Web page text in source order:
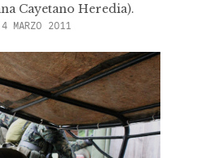
Cayetano Heredia).
4 MARZO 2011